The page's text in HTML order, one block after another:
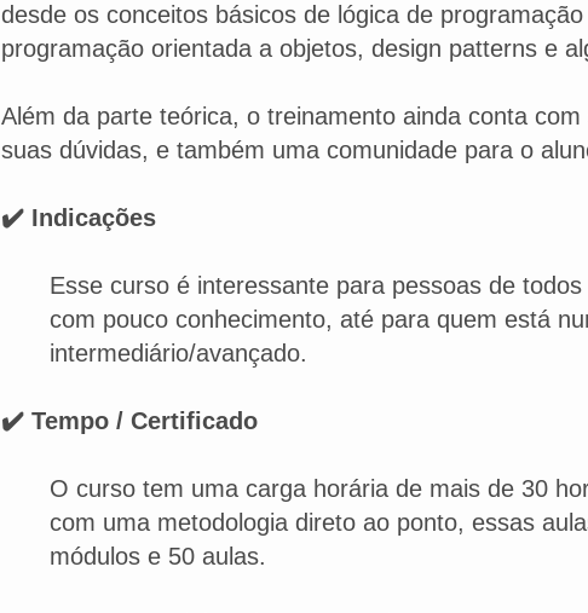
desde os conceitos básicos de lógica de
programação orientada a objetos, design patterns e
Além da parte teórica, o treinamento ainda conta
suas dúvidas, e também uma comunidade para o
✔️ Indicações
Esse curso é interessante para pessoas de
com pouco conhecimento, até para quem está
intermediário/avançado.
✔️ Tempo / Certificado
O curso tem uma carga horária de mais de 30
com uma metodologia direto ao ponto, essas
módulos e 50 aulas.